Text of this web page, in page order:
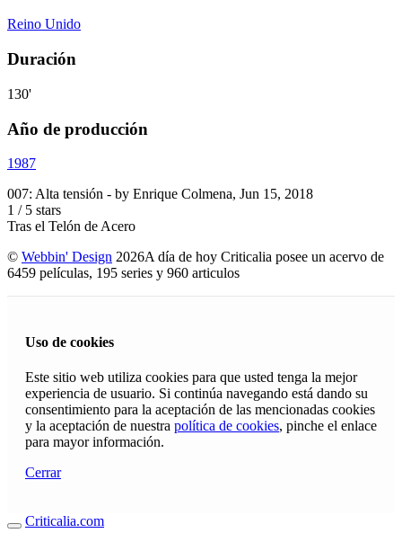
Reino Unido
Duración
130'
Año de producción
1987
007: Alta tensión - by Enrique Colmena, Jun 15, 2018
1 / 5 stars
Tras el Telón de Acero
© Webbin' Design 2026A día de hoy Criticalia posee un acervo de
6459 películas, 195 series y 960 articulos
Uso de cookies
Este sitio web utiliza cookies para que usted tenga la mejor
experiencia de usuario. Si continúa navegando está dando su
consentimiento para la aceptación de las mencionadas cookies
y la aceptación de nuestra política de cookies, pinche el enlace
para mayor información.
Cerrar
Criticalia.com